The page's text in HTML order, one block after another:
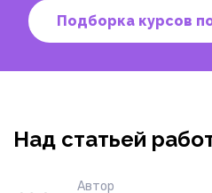
Подборка курсов
Над статьей
Автор